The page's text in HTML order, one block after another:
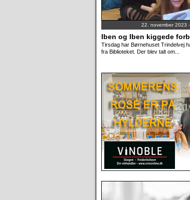
22. november 2023
Iben og Iben kiggede
Tirsdag har Børnehuset Trindelvej
fra Biblioteket. Der blev talt om...